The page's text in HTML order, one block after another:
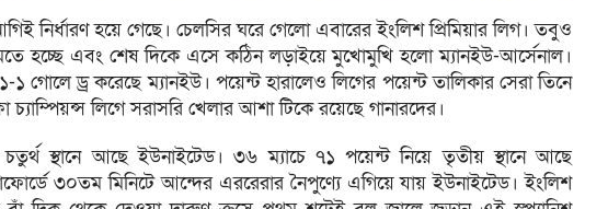
নির্ধারণ হয়ে গেছে। চেলসির ঘরে গেলো এবারের ইংলিশ প্রিমিয়ার লিগ। তবুও
হচ্ছে এবং শেষ দিকে এসে কঠিন লড়াইয়ে মুখোমুখি হলো ম্যানইউ-আর্সেনাল।
১ গোলে ড্র করেছে ম্যানইউ। পয়েন্ট হারালেও লিগের পয়েন্ট তালিকার সেরা তিনে
লিগে সরাসরি খেলার আশা টিকে রয়েছে গানারদের।
স্থানে আছে ইউনাইটেড। ৩৬ ম্যাচে ৭১ পয়েন্ট নিয়ে তৃতীয় স্থানে আছে
৩০তম মিনিটে আন্দের এররেরার নৈপুণ্যে এগিয়ে যায় ইউনাইটেড। ইংলিশ